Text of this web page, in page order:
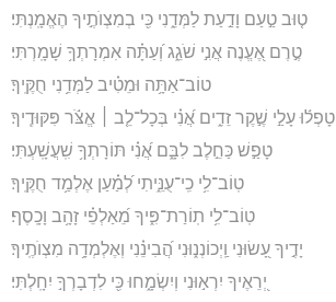
ט֤וּב טַ֣עַם וָדַ֣עַת לַמְּדֵ֑נִי כִּ֖י בְמִצְוֺתֶ֣יךָ הֶאֱמָֽנְתִּי׃
טֶ֣רֶם אֶ֭עֱנֶה אֲנִ֣י שֹׁגֵ֑ג וְ֝עַתָּ֗ה אִמְרָתְךָ֥ שָׁמָֽרְתִּי׃
טוֹב־אַתָּ֥ה וּמֵטִ֗יב לַמְּדֵ֥נִי חֻקֶּֽיךָ׃
טָפְל֬וּ עָלַ֣י שֶׁ֣קֶר זֵדִ֑ים אֲ֝נִ֗י בְּכָל־לֵ֤ב ׀ אֱצֹּ֬ר פִּקּוּדֶֽיךָ׃
טָפַ֣שׁ כַּחֵ֣לֶב לִבָּ֑ם אֲ֝נִ֗י תּוֹרָתְךָ֥ שִֽׁעֲשָֽׁעְתִּי׃
טֽוֹב־לִ֥י כִֽי־עֻנֵּ֑יתִי לְ֝מַ֗עַן אֶלְמַ֥ד חֻקֶּֽיךָ׃
טֽוֹב־לִ֥י תֽוֹרַת־פִּ֑יךָ מֵ֝אַלְפֵ֗י זָהָ֥ב וָכָֽסֶף׃
יָדֶ֣יךָ עָ֭שׂוּנִי וַֽיְכוֹנְנ֑וּנִי הֲ֝בִינֵ֗נִי וְאֶלְמְדָ֥ה מִצְוֺתֶֽיךָ׃
יְ֭רֵאֶיךָ יִרְא֣וּנִי וְיִשְׂמָ֑חוּ כִּ֖י לִדְבָרְךָ֣ יִחָֽלְתִּי׃